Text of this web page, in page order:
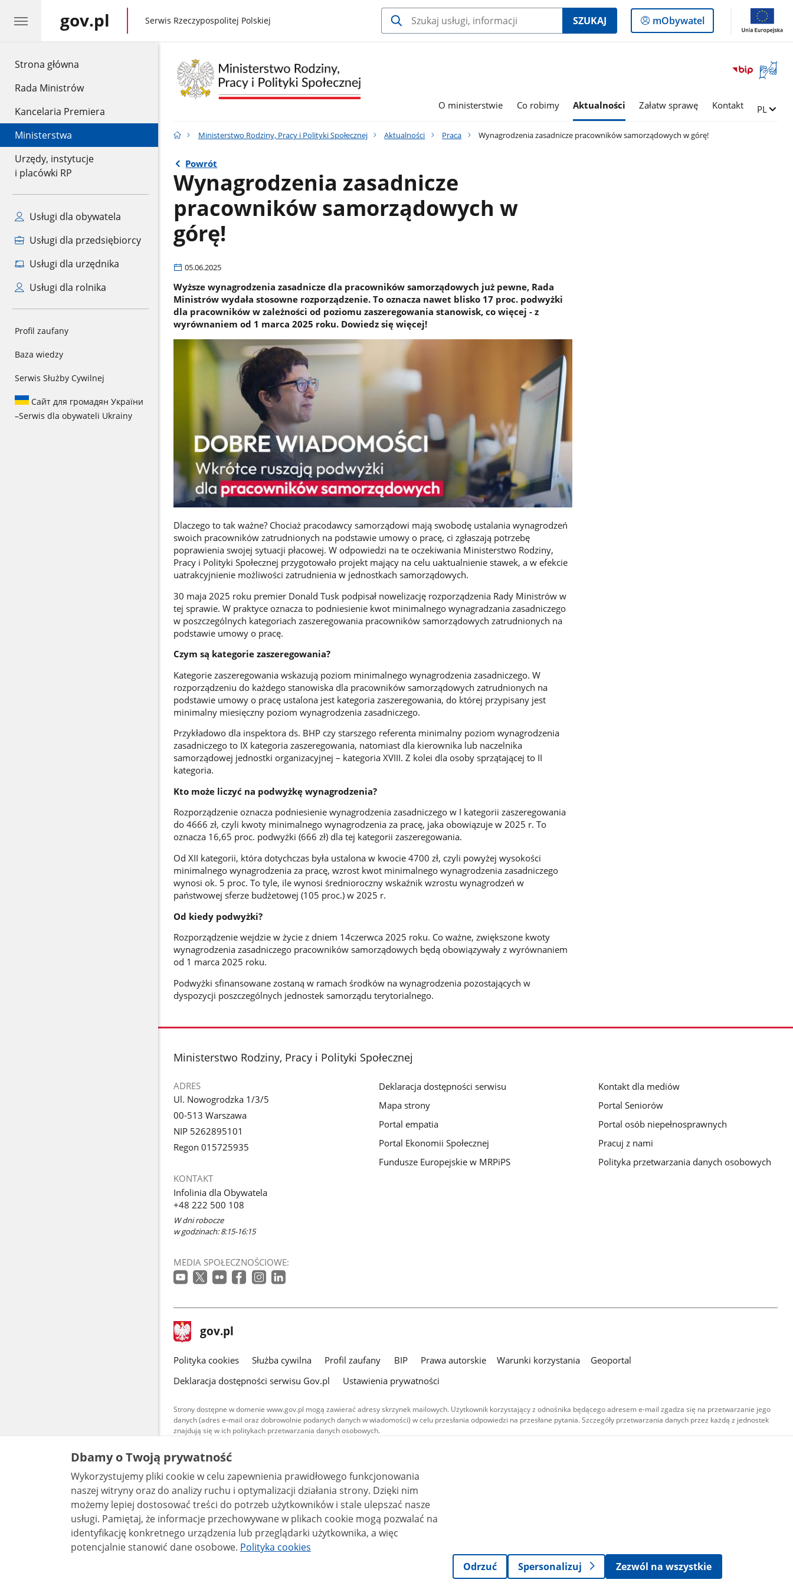
Strona główna
Rada Ministrów
Kancelaria Premiera
Ministerstwa
Urzędy, instytucje
i placówki RP
Usługi dla obywatela
Usługi dla przedsiębiorcy
Usługi dla urzędnika
Usługi dla rolnika
Profil zaufany
Baza wiedzy
Serwis Służby Cywilnej
Сайт для громадян України
–Serwis dla obywateli Ukrainy
gov.pl gov.pl
Serwis Rzeczypospolitej Polskiej SZUKAJ
Logowanie
do
mObywatel
Otwórz
okno
języka
O ministerstwie Co robimy Aktualności Załatw sprawę Kontakt Zmień
PL
Ministerstwo Rodziny, Pracy i Polityki Społecznej Aktualności Praca Wynagrodzenia zasadnicze pracowników samorządowych w górę!
Powrót
Wynagrodzenia zasadnicze
pracowników samorządowych w
górę!
05.06.2025
Wyższe wynagrodzenia zasadnicze dla pracowników samorządowych już pewne, Rada
Ministrów wydała stosowne rozporządzenie. To oznacza nawet blisko 17 proc. podwyżki
dla pracowników w zależności od poziomu zaszeregowania stanowisk, co więcej - z
wyrównaniem od 1 marca 2025 roku. Dowiedz się więcej!
Dlaczego to tak ważne? Chociaż pracodawcy samorządowi mają swobodę ustalania wynagrodzeń
swoich pracowników zatrudnionych na podstawie umowy o pracę, ci zgłaszają potrzebę
poprawienia swojej sytuacji płacowej. W odpowiedzi na te oczekiwania Ministerstwo Rodziny,
Pracy i Polityki Społecznej przygotowało projekt mający na celu uaktualnienie stawek, a w efekcie
uatrakcyjnienie możliwości zatrudnienia w jednostkach samorządowych.
30 maja 2025 roku premier Donald Tusk podpisał nowelizację rozporządzenia Rady Ministrów w
tej sprawie. W praktyce oznacza to podniesienie kwot minimalnego wynagradzania zasadniczego
w poszczególnych kategoriach zaszeregowania pracowników samorządowych zatrudnionych na
podstawie umowy o pracę.
Czym są kategorie zaszeregowania?
Kategorie zaszeregowania wskazują poziom minimalnego wynagrodzenia zasadniczego. W
rozporządzeniu do każdego stanowiska dla pracowników samorządowych zatrudnionych na
podstawie umowy o pracę ustalona jest kategoria zaszeregowania, do której przypisany jest
minimalny miesięczny poziom wynagrodzenia zasadniczego.
Przykładowo dla inspektora ds. BHP czy starszego referenta minimalny poziom wynagrodzenia
zasadniczego to IX kategoria zaszeregowania, natomiast dla kierownika lub naczelnika
samorządowej jednostki organizacyjnej – kategoria XVIII. Z kolei dla osoby sprzątającej to II
kategoria.
Kto może liczyć na podwyżkę wynagrodzenia?
Rozporządzenie oznacza podniesienie wynagrodzenia zasadniczego w I kategorii zaszeregowania
do 4666 zł, czyli kwoty minimalnego wynagrodzenia za pracę, jaka obowiązuje w 2025 r. To
oznacza 16,65 proc. podwyżki (666 zł) dla tej kategorii zaszeregowania.
Od XII kategorii, która dotychczas była ustalona w kwocie 4700 zł, czyli powyżej wysokości
minimalnego wynagrodzenia za pracę, wzrost kwot minimalnego wynagrodzenia zasadniczego
wynosi ok. 5 proc. To tyle, ile wynosi średnioroczny wskaźnik wzrostu wynagrodzeń w
państwowej sferze budżetowej (105 proc.) w 2025 r.
Od kiedy podwyżki?
Rozporządzenie wejdzie w życie z dniem 14czerwca 2025 roku. Co ważne, zwiększone kwoty
wynagrodzenia zasadniczego pracowników samorządowych będą obowiązywały z wyrównaniem
od 1 marca 2025 roku.
Podwyżki sfinansowane zostaną w ramach środków na wynagrodzenia pozostających w
dyspozycji poszczególnych jednostek samorządu terytorialnego.
stopka
Ministerstwo Rodziny, Pracy i Polityki Społecznej
ADRES
Ul. Nowogrodzka 1/3/5
00-513 Warszawa
NIP 5262895101
Regon 015725935
KONTAKT
Infolinia dla Obywatela
+48 222 500 108
W dni robocze
w godzinach: 8:15-16:15
MEDIA SPOŁECZNOŚCIOWE:
Deklaracja dostępności serwisu
Mapa strony
Portal empatia
Portal Ekonomii Społecznej
Fundusze Europejskie w MRPiPS
Kontakt dla mediów
Portal Seniorów
Portal osób niepełnosprawnych
Pracuj z nami
Polityka przetwarzania danych osobowych
stopka
gov.pl Strona
gov.pl
gov.pl
Polityka cookies Służba cywilna Profil zaufany BIP Prawa autorskie Warunki korzystania
Geoportal
Deklaracja dostępności serwisu Gov.pl
Ustawienia prywatności
Strony dostępne w domenie www.gov.pl mogą zawierać adresy skrzynek mailowych. Użytkownik korzystający z odnośnika będącego adresem e-mail zgadza się na przetwarzanie jego
danych (adres e-mail oraz dobrowolnie podanych danych w wiadomości) w celu przesłania odpowiedzi na przesłane pytania. Szczegóły przetwarzania danych przez każdą z jednostek
znajdują się w ich politykach przetwarzania danych osobowych.
Treści tekstowe publikowane w serwisie (z wyłączeniem treści audiowizualnych), są
udostępniane na licencji typu Creative Commons: uznanie autorstwa - na tych samych
warunkach 4.0 (CC BY-SA 4.0). Materiały audiowizualne, w tym zdjęcia, materiały audio i wideo,
są udostępniane na licencji typu Creative Commons: uznanie autorstwa użycie niekomercyjne -
bez utworów zależnych 4.0 (CC BY-NC-ND 4.0), o ile nie jest to stwierdzone inaczej.
Dbamy o Twoją prywatność
Wykorzystujemy pliki cookie w celu zapewnienia prawidłowego funkcjonowania
naszej witryny oraz do analizy ruchu i optymalizacji działania strony. Dzięki nim
możemy lepiej dostosować treści do potrzeb użytkowników i stale ulepszać nasze
usługi. Pamiętaj, że informacje przechowywane w plikach cookie mogą pozwalać na
identyfikację konkretnego urządzenia lub przeglądarki użytkownika, a więc
potencjalnie stanowić dane osobowe. Polityka cookies
Odrzuć
Spersonalizuj Zezwól na wszystkie